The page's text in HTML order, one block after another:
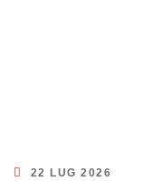
22 LUG 2026